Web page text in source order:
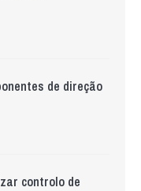
de direção
controlo de